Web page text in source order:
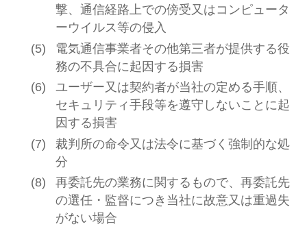
撃、通信経路上での傍受又はコンピュータ
ーウイルス等の侵入
電気通信事業者その他第三者が提供する役
務の不具合に起因する損害
ユーザー又は契約者が当社の定める手順、
セキュリティ手段等を遵守しないことに起
因する損害
裁判所の命令又は法令に基づく強制的な処
分
再委託先の業務に関するもので、再委託先
の選任・監督につき当社に故意又は重過失
がない場合